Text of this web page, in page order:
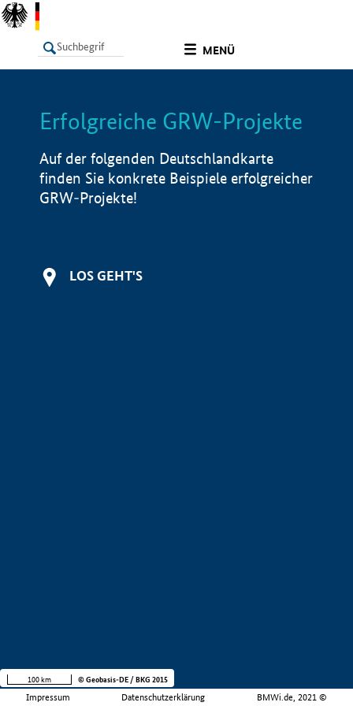
MENÜ
LISTE Info
Erfolgreiche GRW-Projekte
Auf der folgenden Deutschlandkarte
finden Sie konkrete Beispiele erfolgreicher
GRW-Projekte!
LOS GEHT'S
Impressum Datenschutzerklärung BMWi.de, 2021 ©
100 km © Geobasis-DE / BKG 2015